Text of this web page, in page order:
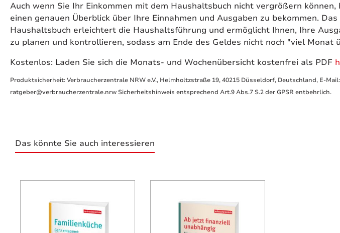
Auch wenn Sie Ihr Einkommen mit dem Haushaltsbuch nicht vergrößern können,
einen genauen Überblick über Ihre Einnahmen und Ausgaben zu bekommen. Das
Haushaltsbuch erleichtert die Haushaltsführung und ermöglicht Ihnen, Ihre
zu planen und kontrollieren, sodass am Ende des Geldes nicht noch "viel Monat
Kostenlos: Laden Sie sich die Monats- und Wochenübersicht kostenfrei als PDF
Produktsicherheit: Verbraucherzentrale NRW e.V., Helmholtzstraße 19, 40215 Düsseldorf, Deutschland, E-Mail:
ratgeber@verbraucherzentrale.nrw Sicherheitshinweis entsprechend Art.9 Abs.7 S.2 der GPSR entbehrlich.
Das könnte Sie auch interessieren